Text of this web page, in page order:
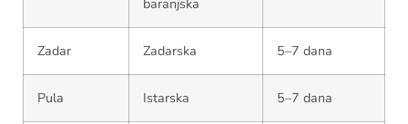
Zadar Zadarska 5–7 dana
Pula Istarska 5–7 dana